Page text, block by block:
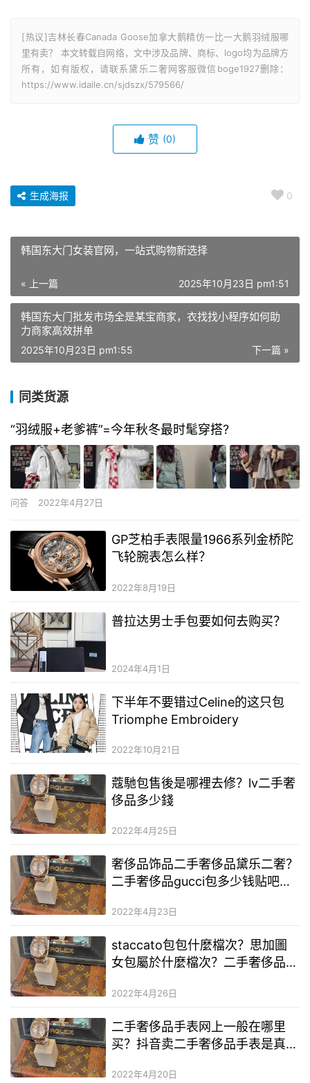
[热议]吉林长春Canada Goose加拿大鹅精仿一比一大鹅羽绒服哪
里有卖？ 本文转载自网络，文中涉及品牌、商标、logo均为品牌方
所有，如有版权，请联系黛乐二奢网客服微信boge1927删除：
https://www.idaile.cn/sjdszx/579566/
赞 (0)
0
生成海报
韩国东大门女装官网，一站式购物新选择
« 上一篇 2025年10月23日 pm1:51
韩国东大门批发市场全是某宝商家，衣找找小程序如何助
力商家高效拼单
下一篇 »
2025年10月23日 pm1:55
同类货源
“羽绒服+老爹裤”=今年秋冬最时髦穿搭?
问答 2022年4月27日
GP芝柏手表限量1966系列金桥陀
飞轮腕表怎么样？
2022年8月19日
普拉达男士手包要如何去购买？
2024年4月1日
下半年不要错过Celine的这只包
Triomphe Embroidery
2022年10月21日
蔻馳包售後是哪裡去修？lv二手奢
侈品多少錢
2022年4月25日
奢侈品饰品二手奢侈品黛乐二奢？
二手奢侈品gucci包多少钱贴吧？
场
2022年4月23日
staccato包包什麼檔次？思加圖
女包屬於什麼檔次？二手奢侈品奢
2022年4月26日
二手奢侈品手表网上一般在哪里
买？抖音卖二手奢侈品手表是真的
大吗
2022年4月20日